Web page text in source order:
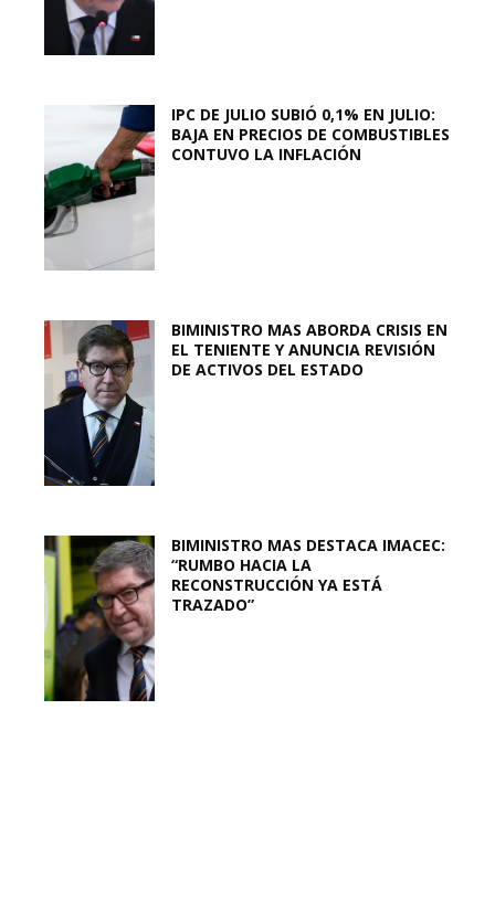
IPC DE JULIO SUBIÓ 0,1% EN JULIO:
BAJA EN PRECIOS DE COMBUSTIBLES
CONTUVO LA INFLACIÓN
BIMINISTRO MAS ABORDA CRISIS EN
EL TENIENTE Y ANUNCIA REVISIÓN
DE ACTIVOS DEL ESTADO
BIMINISTRO MAS DESTACA IMACEC:
“RUMBO HACIA LA
RECONSTRUCCIÓN YA ESTÁ
TRAZADO”